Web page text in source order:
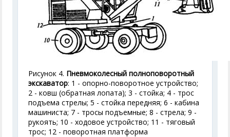
Рисунок 4. Пневмоколесный полноповоротный
экскаватор: 1 - опорно-поворотное устройство;
2 - ковш (обратная лопата); 3 - стойка; 4 - трос
подъема стрелы; 5 - стойка передняя; 6 - кабина
машиниста; 7 - тросы подъемные; 8 - стрела; 9 -
рукоять; 10 - ходовое устройство; 11 - тяговый
трос; 12 - поворотная платформа